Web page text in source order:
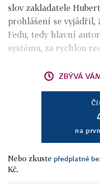
slov zakladatele
prohlášení se vyjádřil,
Fedu, tedy hlavní
systému, za rychlou
ZBÝVÁ
na
Nebo zkuste předplatné
Kč.